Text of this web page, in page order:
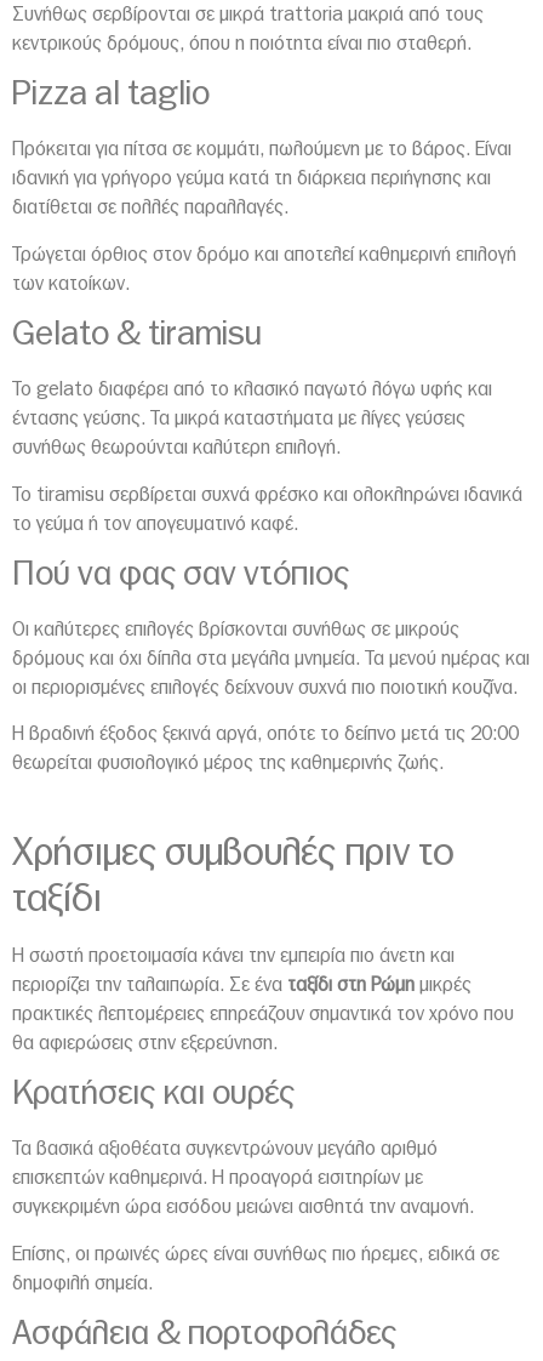
Συνήθως σερβίρονται σε μικρά trattoria μακριά από τους
κεντρικούς δρόμους, όπου η ποιότητα είναι πιο σταθερή.
Pizza al taglio
Πρόκειται για πίτσα σε κομμάτι, πωλούμενη με το βάρος. Είναι
ιδανική για γρήγορο γεύμα κατά τη διάρκεια περιήγησης και
διατίθεται σε πολλές παραλλαγές.
Τρώγεται όρθιος στον δρόμο και αποτελεί καθημερινή επιλογή
των κατοίκων.
Gelato & tiramisu
Το gelato διαφέρει από το κλασικό παγωτό λόγω υφής και
έντασης γεύσης. Τα μικρά καταστήματα με λίγες γεύσεις
συνήθως θεωρούνται καλύτερη επιλογή.
Το tiramisu σερβίρεται συχνά φρέσκο και ολοκληρώνει ιδανικά
το γεύμα ή τον απογευματινό καφέ.
Πού να φας σαν ντόπιος
Οι καλύτερες επιλογές βρίσκονται συνήθως σε μικρούς
δρόμους και όχι δίπλα στα μεγάλα μνημεία. Τα μενού ημέρας και
οι περιορισμένες επιλογές δείχνουν συχνά πιο ποιοτική κουζίνα.
Η βραδινή έξοδος ξεκινά αργά, οπότε το δείπνο μετά τις 20:00
θεωρείται φυσιολογικό μέρος της καθημερινής ζωής.
Χρήσιμες συμβουλές πριν το
ταξίδι
Η σωστή προετοιμασία κάνει την εμπειρία πιο άνετη και
περιορίζει την ταλαιπωρία. Σε ένα ταξίδι στη Ρώμη μικρές
πρακτικές λεπτομέρειες επηρεάζουν σημαντικά τον χρόνο που
θα αφιερώσεις στην εξερεύνηση.
Κρατήσεις και ουρές
Τα βασικά αξιοθέατα συγκεντρώνουν μεγάλο αριθμό
επισκεπτών καθημερινά. Η προαγορά εισιτηρίων με
συγκεκριμένη ώρα εισόδου μειώνει αισθητά την αναμονή.
Επίσης, οι πρωινές ώρες είναι συνήθως πιο ήρεμες, ειδικά σε
δημοφιλή σημεία.
Ασφάλεια & πορτοφολάδες